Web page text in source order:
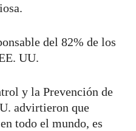
del 82% de los
UU.
y la Prevención de
advirtieron que
todo el mundo, es